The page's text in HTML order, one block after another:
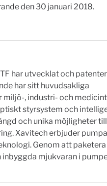
den 30 januari 2018.
har utvecklat och
har sitt huvudsakliga
miljö-, industri- och
styrsystem och
och unika möjligheter till
Xavitech erbjuder
Genom att paketera
mjukvaran i